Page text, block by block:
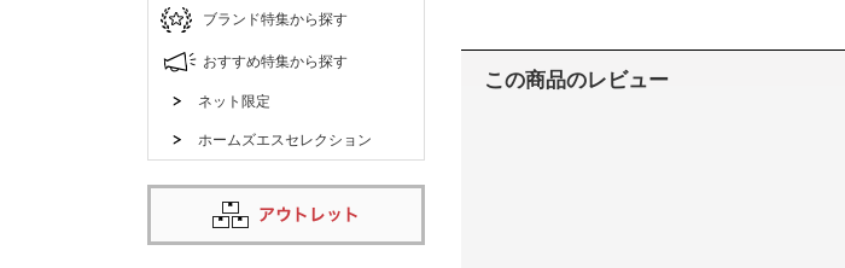
この商品のレビュー
ブランド特集から探す
おすすめ特集から探す
ネット限定
ホームズエスセレクション